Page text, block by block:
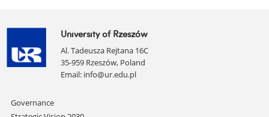
University of Rzeszów
Al. Tadeusza Rejtana 16C
35-959 Rzeszów, Poland
Email: info@ur.edu.pl
Skip
navigation
Governance